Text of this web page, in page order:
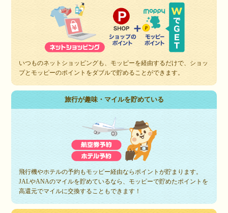
いつものネットショッピングも、モッピーを経由するだけで、ショッ
プとモッピーのポイントをダブルで貯めることができます。
旅行が趣味・マイルを貯めている
飛行機やホテルの予約もモッピー経由ならポイントが貯まります。
JALやANAのマイルを貯めているなら、モッピーで貯めたポイントを
高還元でマイルに交換することもできます！